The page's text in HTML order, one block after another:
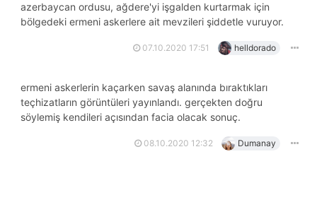
azerbaycan ordusu, ağdere'yi işgalden kurtarmak için
bölgedeki ermeni askerlere ait mevzileri şiddetle vuruyor.
07.10.2020 17:51 helldorado
ermeni askerlerin kaçarken savaş alanında bıraktıkları
teçhizatların görüntüleri yayınlandı. gerçekten doğru
söylemiş kendileri açısından facia olacak sonuç.
08.10.2020 12:32 Dumanay